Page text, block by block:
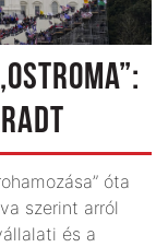
óta
szerint arról
és a